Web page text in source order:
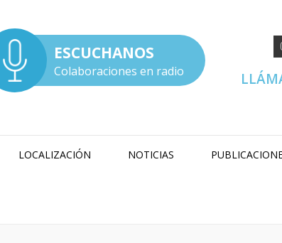
ESCUCHANOS
Colaboraciones en radio
LOCALIZACIÓN NOTICIAS